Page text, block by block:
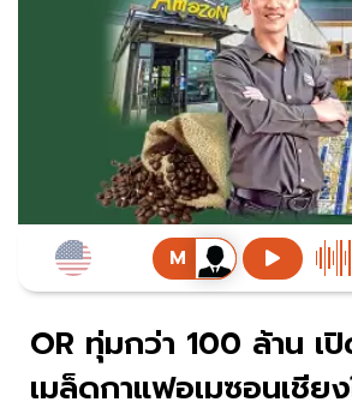
OR ทุ่มกว่า 100 ล้าน เ
เมล็ดกาแฟอเมซอนเชีย